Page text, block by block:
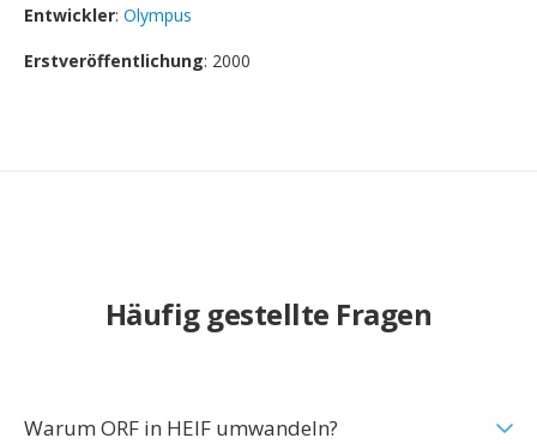
Entwickler: Olympus
Erstveröffentlichung: 2000
Häufig gestellte Fragen
Warum ORF in HEIF umwandeln?